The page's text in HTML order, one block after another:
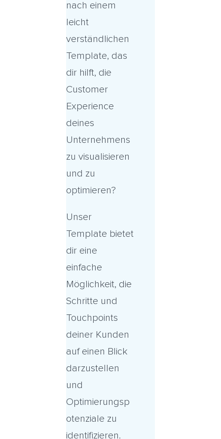
nach einem
leicht
verständlichen
Template, das
dir hilft, die
Customer
Experience
deines
Unternehmens
zu visualisieren
und zu
optimieren?
Unser
Template bietet
dir eine
einfache
Möglichkeit, die
Schritte und
Touchpoints
deiner Kunden
auf einen Blick
darzustellen
und
Optimierungsp
otenziale zu
identifizieren.